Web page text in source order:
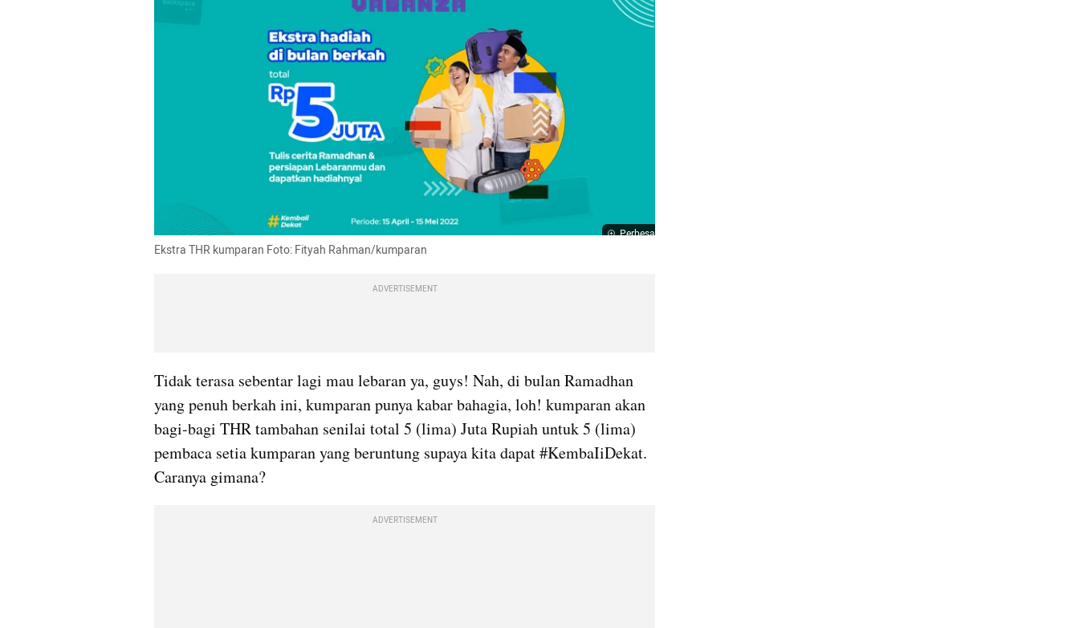
Perbesar
Ekstra THR kumparan Foto: Fityah Rahman/kumparan
ADVERTISEMENT
Tidak terasa sebentar lagi mau lebaran ya, guys! Nah, di bulan Ramadhan
yang penuh berkah ini, kumparan punya kabar bahagia, loh! kumparan akan
bagi-bagi THR tambahan senilai total 5 (lima) Juta Rupiah untuk 5 (lima)
pembaca setia kumparan yang beruntung supaya kita dapat #KembaIiDekat.
Caranya gimana?
ADVERTISEMENT